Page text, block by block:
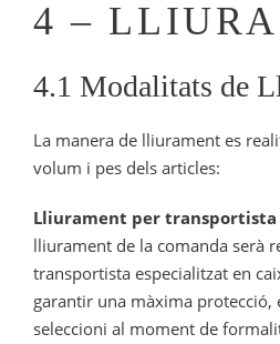
4 –
4.1 Modalitats de
La manera de lliurament es
volum i pes dels articles:
Lliurament per
lliurament de la comanda serà
transportista especialitzat en
garantir una màxima protecció,
seleccioni al moment de